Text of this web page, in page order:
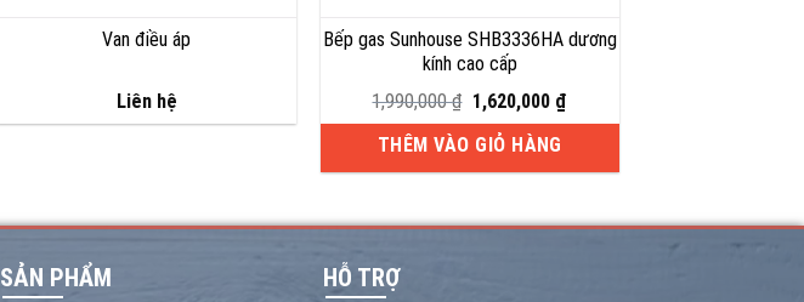
Van điều áp
Liên hệ
Bếp gas Sunhouse SHB3336HA dương
kính cao cấp
1,990,000₫ Giá
gốc
là:
1,990,000 ₫.
1,620,000 ₫
hiện
1,620,000 ₫.
THÊM VÀO GIỎ HÀNG
SẢN PHẨM HỖ TRỢ